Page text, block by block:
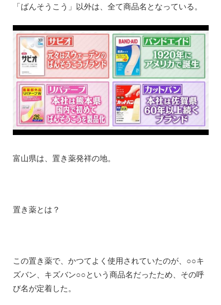
「ばんそうこう」以外は、全て商品名となっている。
富山県は、置き薬発祥の地。
置き薬とは？
この置き薬で、かつてよく使用されていたのが、○○キ
ズバン、キズバン○○という商品名だったため、その呼
び名が定着した。